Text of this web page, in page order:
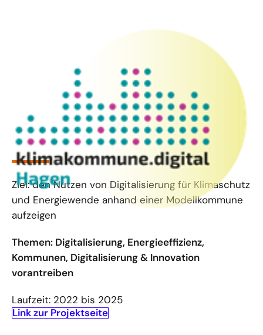
Ziel: den Nutzen von Digitalisierung für Klimaschutz
und Energiewende anhand einer Modellkommune
aufzeigen
Themen: Digitalisierung, Energieeffizienz,
Kommunen, Digitalisierung & Innovation
vorantreiben
Laufzeit: 2022 bis 2025
Link zur Projektseite